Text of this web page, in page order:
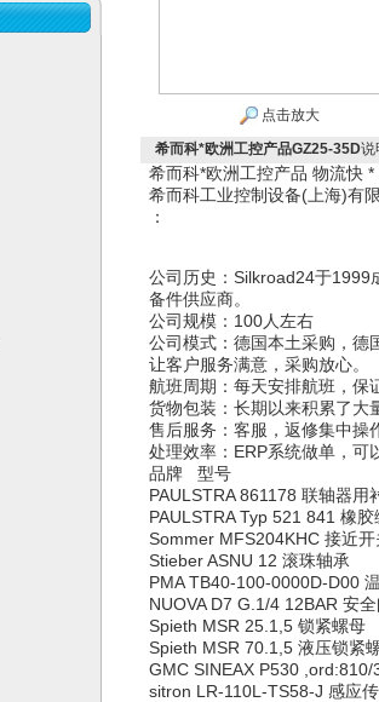
点击放大
希而科*欧洲工控产品GZ25-35D说
希而科*欧洲工控产品 物流
希而科工业控制设备(上海)
：
公司历史：Silkroad24于1999
备件供应商。
公司规模：100人左右
公司模式：德国本土采购，德
让客户服务满意，采购放心。
航班周期：每天安排航班，保
货物包装：长期以来积累了大
售后服务：客服，返修集中操
处理效率：ERP系统做单，可
品牌 型号
PAULSTRA 861178 联轴器用
PAULSTRA Typ 521 841 橡胶
Sommer MFS204KHC 接近开
Stieber ASNU 12 滚珠轴承
PMA TB40-100-0000D-D00
NUOVA D7 G.1/4 12BAR 安
Spieth MSR 25.1,5 锁紧螺母
Spieth MSR 70.1,5 液压锁紧
GMC SINEAX P530
sitron LR-110L-TS58-J 感应